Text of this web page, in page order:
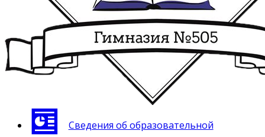
Сведения об образовательной